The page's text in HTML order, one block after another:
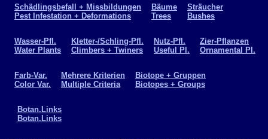
Schädlingsbefall + Missbildungen
Pest Infestation + Deformations
Bäume
Trees
Sträucher
Bushes
Wasser-Pfl.
Water Plants
Kletter-/Schling-Pfl.
Climbers + Twiners
Nutz-Pfl.
Useful Pl.
Zier-Pflanzen
Ornamental Pl.
Farb-Var.
Color Var.
Mehrere Kriterien
Multiple Criteria
Biotope + Gruppen
Biotopes + Groups
Botan.Links
Botan.Links